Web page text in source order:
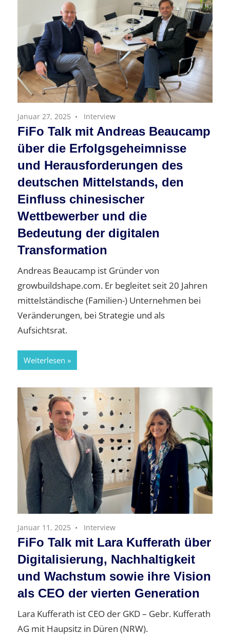
Januar 27, 2025 Interview
FiFo Talk mit Andreas Beaucamp
über die Erfolgsgeheimnisse
und Herausforderungen des
deutschen Mittelstands, den
Einfluss chinesischer
Wettbewerber und die
Bedeutung der digitalen
Transformation
Andreas Beaucamp ist Gründer von
growbuildshape.com. Er begleitet seit 20 Jahren
mittelständische (Familien-) Unternehmen bei
Veränderungen, bei Strategie und als
Aufsichtsrat.
Weiterlesen
Januar 11, 2025 Interview
FiFo Talk mit Lara Kufferath über
Digitalisierung, Nachhaltigkeit
und Wachstum sowie ihre Vision
als CEO der vierten Generation
Lara Kufferath ist CEO der GKD – Gebr. Kufferath
AG mit Haupsitz in Düren (NRW).